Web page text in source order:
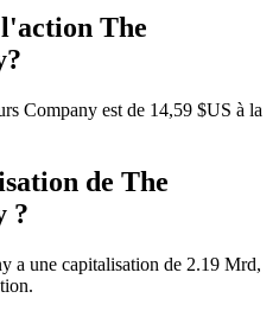
The
Company est de 14,59 $US à la
de The
?
a une capitalisation de 2.19 Mrd,